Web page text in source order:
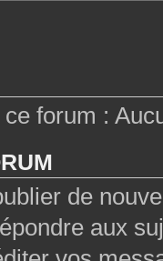
forum :
de
aux